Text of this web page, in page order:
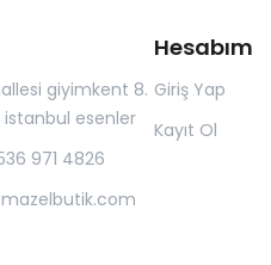
giyimkent 8.
esenler
971 4826
Hesabım
Giriş Yap
Kayıt Ol